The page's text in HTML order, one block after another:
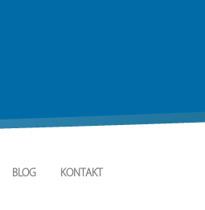
BLOG KONTAKT